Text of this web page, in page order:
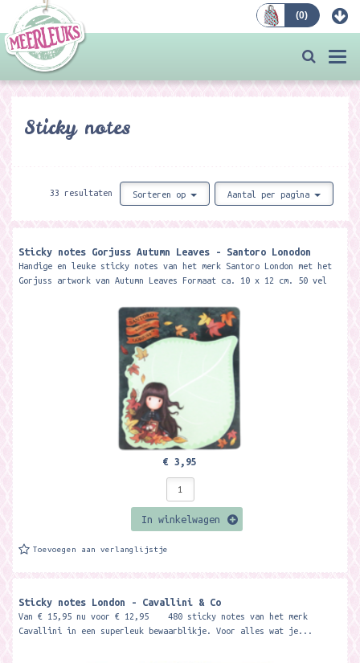
(0)
Sticky notes
33 resultaten Sorteren op Aantal per pagina
Sticky notes Gorjuss Autumn Leaves - Santoro Lonodon
Handige en leuke sticky notes van het merk Santoro London met het
Gorjuss artwork van Autumn Leaves Formaat ca. 10 x 12 cm. 50 vel
€ 3,95
In winkelwagen
Toevoegen aan verlanglijstje
Sticky notes London - Cavallini & Co
Van € 15,95 nu voor € 12,95 480 sticky notes van het merk
Cavallini in een superleuk bewaarblikje. Voor alles wat je...